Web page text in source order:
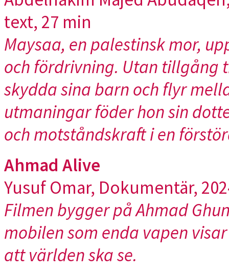
text, 27 min
Maysaa, en palestinsk mor,
och fördrivning. Utan tillgång
skydda sina barn och flyr
utmaningar föder hon sin
och motståndskraft i en
Ahmad Alive
Yusuf Omar, Dokumentär,
Filmen bygger på Ahmad
mobilen som enda vapen
att världen ska se.